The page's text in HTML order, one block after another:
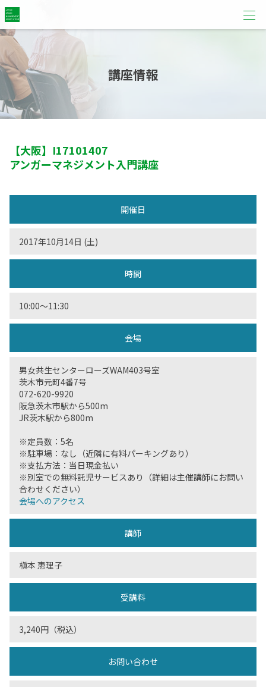
講座情報
【大阪】 I17101407
アンガーマネジメント入門講座
開催日
2017年10月14日 (土)
時間
10:00〜11:30
会場
男女共生センターローズWAM403号室
茨木市元町4番7号
072-620-9920
阪急茨木市駅から500m
JR茨木駅から800m
※定員数：5名
※駐車場：なし（近隣に有料パーキングあり）
※支払方法：当日現金払い
※別室での無料託児サービスあり（詳細は主催講師にお問い
合わせください）
会場へのアクセス
講師
槇本 恵理子
受講料
3,240円（税込）
お問い合わせ